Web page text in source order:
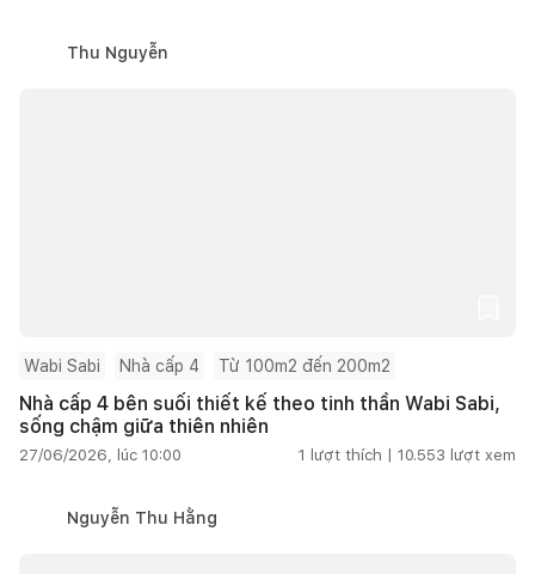
Thu Nguyễn
Wabi Sabi Nhà cấp 4 Từ 100m2 đến 200m2
Nhà cấp 4 bên suối thiết kế theo tinh thần Wabi Sabi,
sống chậm giữa thiên nhiên
27/06/2026, lúc 10:00 1 lượt thích | 10.553 lượt xem
Nguyễn Thu Hằng